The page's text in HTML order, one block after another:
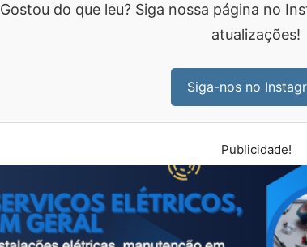
Gostou do que leu? Siga nossa página no
atualizações!
Siga-nos no
Publicidade!